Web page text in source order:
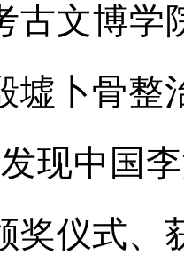
古文博学
墟卜骨整
发现中国
奖仪式、